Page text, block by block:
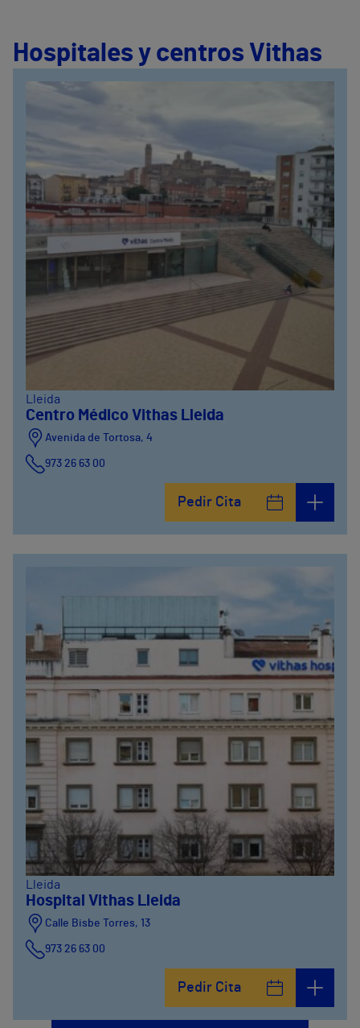
Hospitales y centros Vithas
Lleida
Centro Médico Vithas Lleida
Avenida de Tortosa, 4
973 26 63 00
Pedir Cita
Lleida
Hospital Vithas Lleida
Calle Bisbe Torres, 13
973 26 63 00
Pedir Cita